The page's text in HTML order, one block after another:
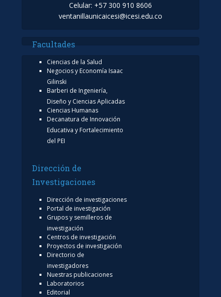
Celular: +57 300 910 8606
ventanillaunicaicesi@icesi.edu.co
Facultades
Ciencias de la Salud
Negocios y Economía Isaac
Gilinski
Barberi de Ingeniería,
Diseño y Ciencias Aplicadas
Ciencias Humanas
Decanatura de Innovación
Educativa y Fortalecimiento
del PEI
Dirección de
Investigaciones
Dirección de investigaciones
Portal de investigación
Grupos y semilleros de
investigación
Centros de investigación
Proyectos de investigación
Directorio de
investigadores
Nuestras publicaciones
Laboratorios
Editorial